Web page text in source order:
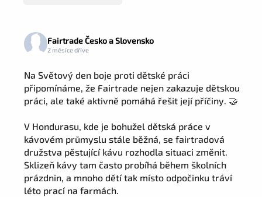
Fairtrade Česko a Slovensko
2 měsíce dříve
Na Světový den boje proti dětské práci
připomínáme, že Fairtrade nejen zakazuje dětskou
práci, ale také aktivně pomáhá řešit její příčiny. 🤝
V Hondurasu, kde je bohužel dětská práce v
kávovém průmyslu stále běžná, se fairtradová
družstva pěstující kávu rozhodla situaci změnit.
Sklizeň kávy tam často probíhá během školních
prázdnin, a mnoho dětí tak místo odpočinku tráví
léto prací na farmách.